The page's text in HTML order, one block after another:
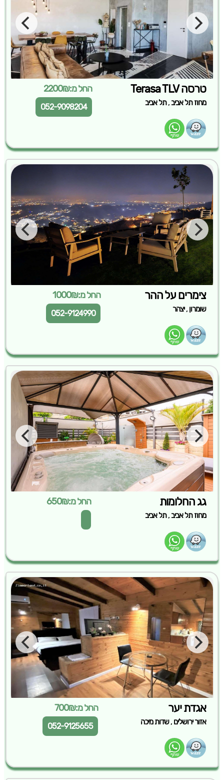
טרסה Terasa TLV החל מ:2200₪
מחוז תל אביב,תל אביב 052-9098204
צימרים על ההר החל מ:1000₪
שומרון ,יצהר 052-9124990
גג החלומות החל מ:650₪
מחוז תל אביב,תל אביב
אגדת יער החל מ:700₪
אזור ירושלים ,שדות מיכה 052-9125655